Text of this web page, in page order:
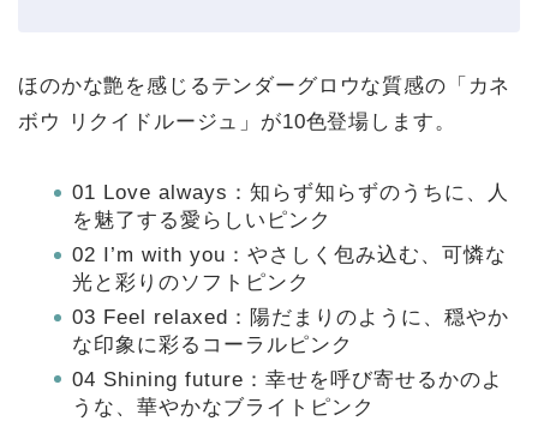
ほのかな艶を感じるテンダーグロウな質感の「カネ
ボウ リクイドルージュ」が10色登場します。
01 Love always：知らず知らずのうちに、人
を魅了する愛らしいピンク
02 I’m with you：やさしく包み込む、可憐な
光と彩りのソフトピンク
03 Feel relaxed：陽だまりのように、穏やか
な印象に彩るコーラルピンク
04 Shining future：幸せを呼び寄せるかのよ
うな、華やかなブライトピンク